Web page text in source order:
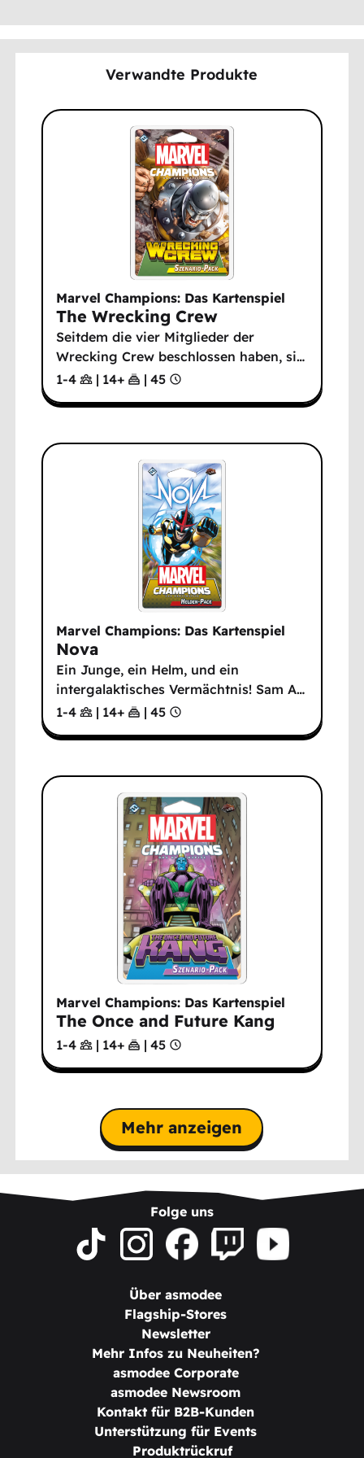
Verwandte Produkte
Marvel Champions: Das Kartenspiel
The Wrecking Crew
Seitdem die vier Mitglieder der
Wrecking Crew beschlossen haben, si…
1-4
| 14+ | 45
Marvel Champions: Das Kartenspiel
Nova
Ein Junge, ein Helm, und ein
intergalaktisches Vermächtnis! Sam A…
1-4
| 14+ | 45
Marvel Champions: Das Kartenspiel
The Once and Future Kang
1-4 | 14+ | 45
Mehr anzeigen
Folge uns
Über asmodee
Flagship-Stores
Newsletter
Mehr Infos zu Neuheiten?
asmodee Corporate
asmodee Newsroom
Kontakt für B2B-Kunden
Unterstützung für Events
Produktrückruf